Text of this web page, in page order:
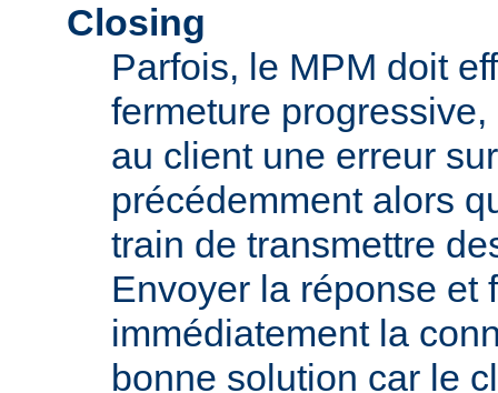
Closing
Parfois, le MPM doit
fermeture
au client une erreur
précédemment alors
train de transmettre
Envoyer la réponse et
immédiatement la
bonne solution car le